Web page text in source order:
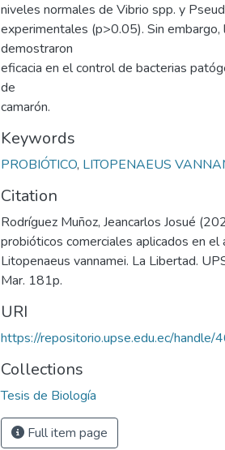
niveles normales de Vibrio spp. y
experimentales (p>0.05). Sin
demostraron
eficacia en el control de bacterias
de
camarón.
Keywords
PROBIÓTICO, LITOPENAEUS
Citation
Rodríguez Muñoz, Jeancarlos Josué
probióticos comerciales aplicados en
Litopenaeus vannamei. La Libertad.
Mar. 181p.
URI
https://repositorio.upse.edu.ec/
Collections
Tesis de Biología
Full item page